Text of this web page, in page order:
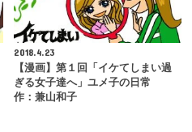
2018.4.23
【漫画】第１回「イケてしまい過
ぎる女子達へ」ユメ子の日常
作：兼山和子